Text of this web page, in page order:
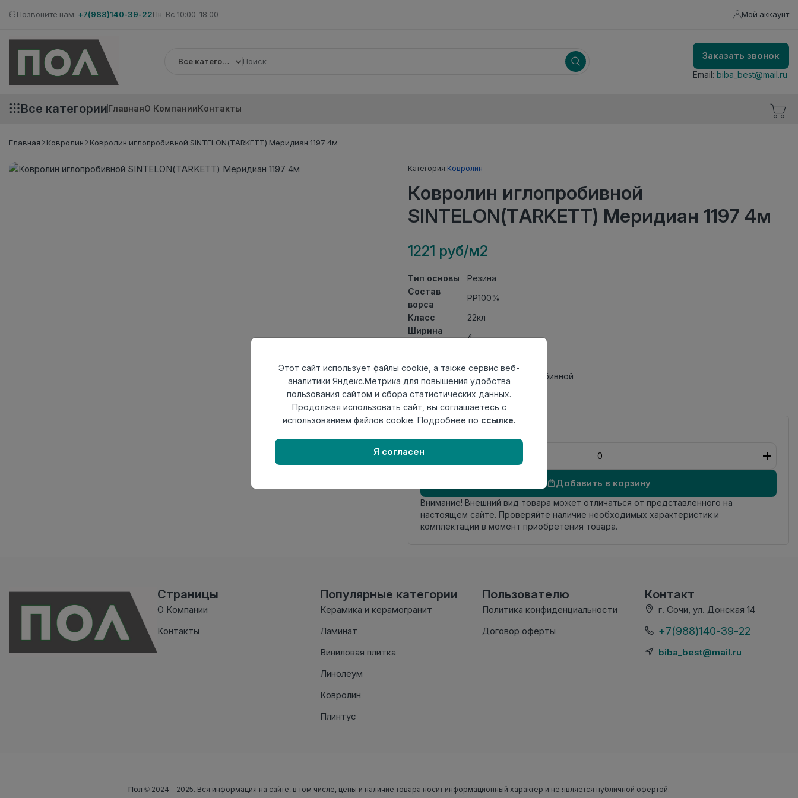
Позвоните нам: +7(988)140-39-22Пн-Вс 10:00-18:00 Мой аккаунт
Все категории
Заказать звонок
Email: biba_best@mail.ru
Все категорииГлавнаяО КомпанииКонтакты
Главная Ковролин Ковролин иглопробивной SINTELON(TARKETT) Меридиан 1197 4м
Категория:Ковролин
Ковролин иглопробивной
SINTELON(TARKETT) Меридиан 1197 4м
1221 руб/м2
Тип основы
Резина
Состав
ворса
PP100%
Класс
22кл
Ширина
4
Вид
ковролина
Ковролин иглопробивной
Страна
происхождения
Добавить в корзину
Внимание! Внешний вид товара может отличаться от представленного на
настоящем сайте. Проверяйте наличие необходимых характеристик и
комплектации в момент приобретения товара.
Страницы
О Компании
Контакты
Популярные категории
Керамика и керамогранит
Ламинат
Виниловая плитка
Линолеум
Ковролин
Плинтус
Пользователю
Политика конфиденциальности
Договор оферты
Контакт
г. Сочи, ул. Донская 14
+7(988)140-39-22
biba_best@mail.ru
Пол © 2024 - 2025. Вся информация на сайте, в том числе, цены и наличие товара носит информационный характер и не является публичной офертой.
Этот сайт использует файлы cookie, а также сервис веб-
аналитики Яндекс.Метрика для повышения удобства
пользования сайтом и сбора статистических данных.
Продолжая использовать сайт, вы соглашаетесь с
использованием файлов cookie. Подробнее по ссылке.
Я согласен